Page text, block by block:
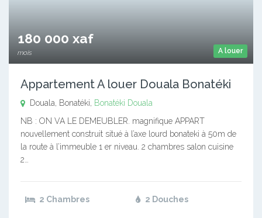
A louer
180 000 xaf
mois
Appartement A louer Douala Bonatéki
Douala, Bonatéki, Bonatéki Douala
NB : ON VA LE DEMEUBLER. magnifique APPART
nouvellement construit situé à l’axe lourd bonateki à 50m de
la route à l’immeuble 1 er niveau. 2 chambres salon cuisine
2…
2 Chambres 2 Douches